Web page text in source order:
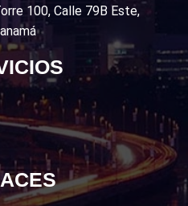
100, Calle 79B Este,